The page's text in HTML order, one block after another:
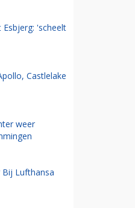
'scheelt
Castlelake
weer
Bij Lufthansa